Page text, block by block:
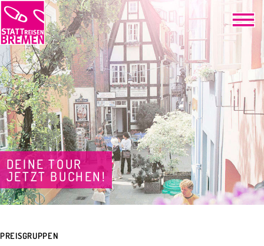
DEINE TOUR
JETZT BUCHEN!
PREISGRUPPEN